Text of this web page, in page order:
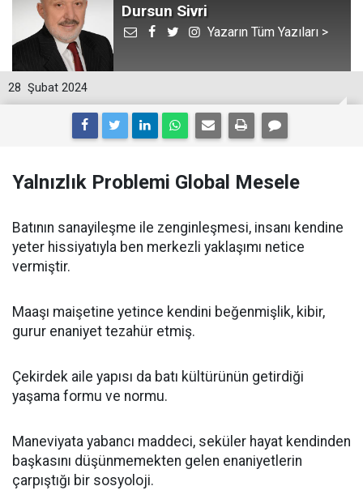
Dursun Sivri
Yazarın Tüm Yazıları >
28 Şubat 2024
Yalnızlık Problemi Global Mesele
Batının sanayileşme ile zenginleşmesi, insanı kendine
yeter hissiyatıyla ben merkezli yaklaşımı netice
vermiştir.
Maaşı maişetine yetince kendini beğenmişlik, kibir,
gurur enaniyet tezahür etmiş.
Çekirdek aile yapısı da batı kültürünün getirdiği
yaşama formu ve normu.
Maneviyata yabancı maddeci, seküler hayat kendinden
başkasını düşünmemekten gelen enaniyetlerin
çarpıştığı bir sosyoloji.